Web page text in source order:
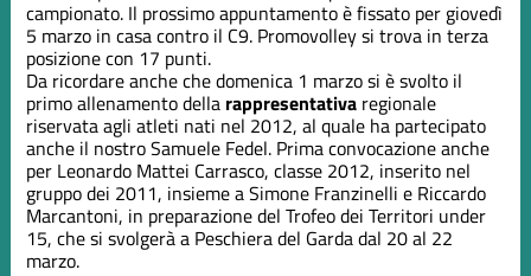
campionato. Il prossimo appuntamento è fissato per giovedì
5 marzo in casa contro il C9. Promovolley si trova in terza
posizione con 17 punti.
Da ricordare anche che domenica 1 marzo si è svolto il
primo allenamento della rappresentativa regionale
riservata agli atleti nati nel 2012, al quale ha partecipato
anche il nostro Samuele Fedel. Prima convocazione anche
per Leonardo Mattei Carrasco, classe 2012, inserito nel
gruppo dei 2011, insieme a Simone Franzinelli e Riccardo
Marcantoni, in preparazione del Trofeo dei Territori under
15, che si svolgerà a Peschiera del Garda dal 20 al 22
marzo.